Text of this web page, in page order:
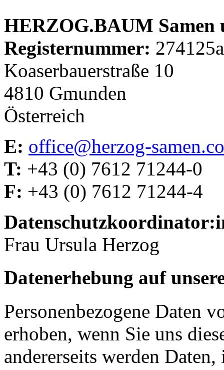
HERZOG.BAUM Samen
Registernummer: 274125a
Koaserbauerstraße 10
4810 Gmunden
Österreich
E: office@herzog-
T: +43 (0) 7612 71244-0
F: +43 (0) 7612 71244-4
Frau Ursula Herzog
Datenerhebung auf
Personenbezogene Daten
erhoben, wenn Sie uns
andererseits werden